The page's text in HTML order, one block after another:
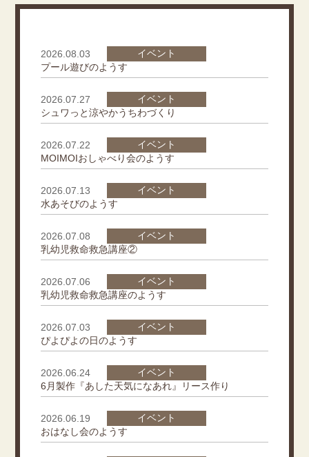
2026.08.03
イベント
プール遊びのようす
2026.07.27
イベント
シュワっと涼やかうちわづくり
2026.07.22
イベント
MOIMOIおしゃべり会のようす
2026.07.13
イベント
水あそびのようす
2026.07.08
イベント
乳幼児救命救急講座②
2026.07.06
イベント
乳幼児救命救急講座のようす
2026.07.03
イベント
ぴよぴよの日のようす
2026.06.24
イベント
6月製作『あした天気になあれ』リース作り
2026.06.19
イベント
おはなし会のようす